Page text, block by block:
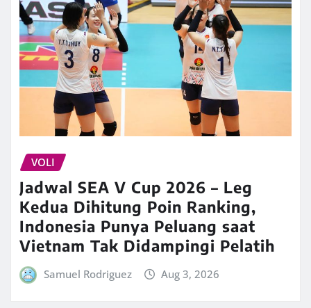
VOLI
Jadwal SEA V Cup 2026 – Leg
Kedua Dihitung Poin Ranking,
Indonesia Punya Peluang saat
Vietnam Tak Didampingi Pelatih
Samuel Rodriguez Aug 3, 2026